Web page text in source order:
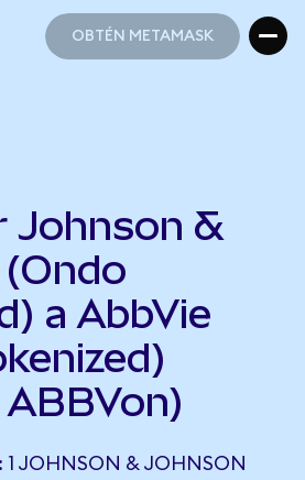
OBTÉN METAMASK
Johnson &
a AbbVie
JOHNSON & JOHNSON